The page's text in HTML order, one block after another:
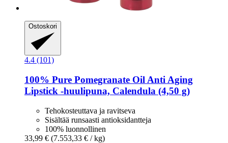
Ostoskori
4.4 (101)
100% Pure Pomegranate Oil Anti Aging
Lipstick -​huulipuna, Calendula (4,50 g)
Tehokosteuttava ja ravitseva
Sisältää runsaasti antioksidantteja
100% luonnollinen
33,99 € (7.553,33 € / kg)